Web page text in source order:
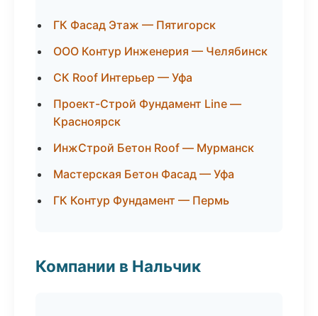
ГК Фасад Этаж — Пятигорск
ООО Контур Инженерия — Челябинск
СК Roof Интерьер — Уфа
Проект-Строй Фундамент Line —
Красноярск
ИнжСтрой Бетон Roof — Мурманск
Мастерская Бетон Фасад — Уфа
ГК Контур Фундамент — Пермь
Компании в Нальчик